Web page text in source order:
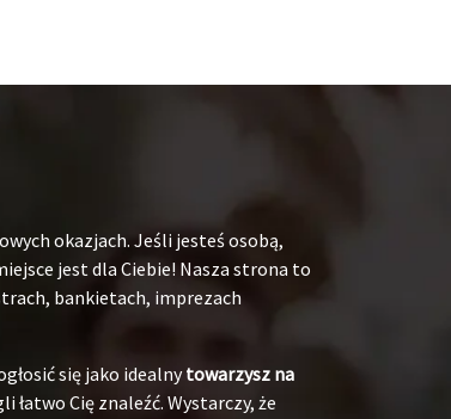
okazjach. Jeśli jesteś osobą,
jest dla Ciebie! Nasza strona to
bankietach, imprezach
się jako idealnytowarzysz na
Cię znaleźć. Wystarczy, że